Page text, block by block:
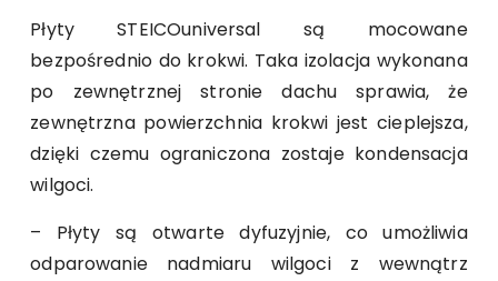
Płyty STEICOuniversal są mocowane
bezpośrednio do krokwi. Taka izolacja wykonana
po zewnętrznej stronie dachu sprawia, że
zewnętrzna powierzchnia krokwi jest cieplejsza,
dzięki czemu ograniczona zostaje kondensacja
wilgoci.
– Płyty są otwarte dyfuzyjnie, co umożliwia
odparowanie nadmiaru wilgoci z wewnątrz